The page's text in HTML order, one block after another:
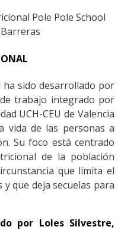
sido desarrollado por
trabajo integrado por
UCH-CEU de Valencia
vida de las personas a
Su foco está centrado
de la población
que limita el
que deja secuelas para
por Loles Silvestre,